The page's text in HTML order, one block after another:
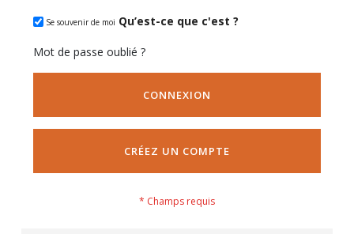
Se souvenir de moi Qu’est-ce que c'est ?
Mot de passe oublié ?
CONNEXION
CRÉEZ UN COMPTE